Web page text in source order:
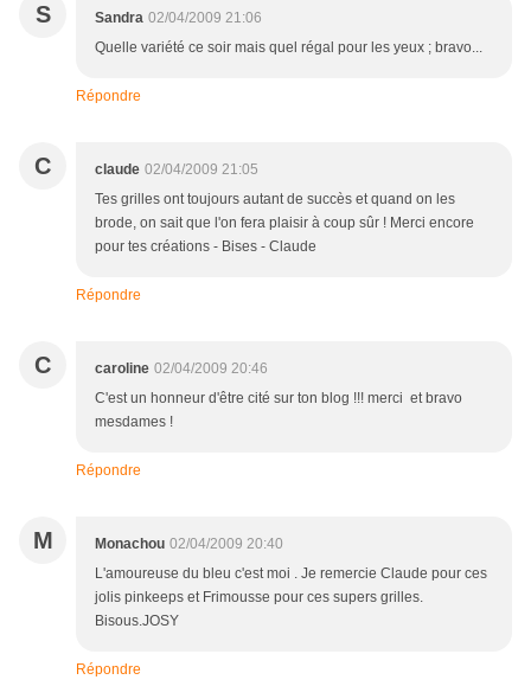
S Sandra 02/04/2009 21:06
Quelle variété ce soir mais quel régal pour les yeux ; bravo...
Répondre
C claude 02/04/2009 21:05
Tes grilles ont toujours autant de succès et quand on les
brode, on sait que l'on fera plaisir à coup sûr ! Merci encore
pour tes créations - Bises - Claude
Répondre
C caroline 02/04/2009 20:46
C'est un honneur d'être cité sur ton blog !!! merci et bravo
mesdames !
Répondre
M Monachou 02/04/2009 20:40
L'amoureuse du bleu c'est moi . Je remercie Claude pour ces
jolis pinkeeps et Frimousse pour ces supers grilles.
Bisous.JOSY
Répondre